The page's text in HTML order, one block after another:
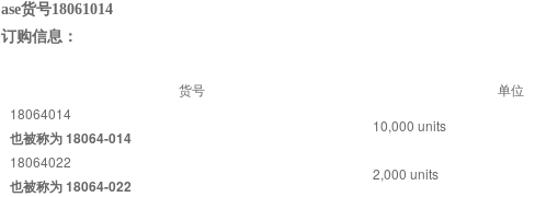
ase货号18061014
订购信息：
货号
单位
18064014
也被称为 18064-014
10,000 units
18064022
也被称为 18064-022
2,000 units